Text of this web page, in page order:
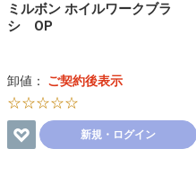
ミルボン ホイルワークブラ
シ OP
卸値： ご契約後表示
☆☆☆☆☆
新規・ログイン